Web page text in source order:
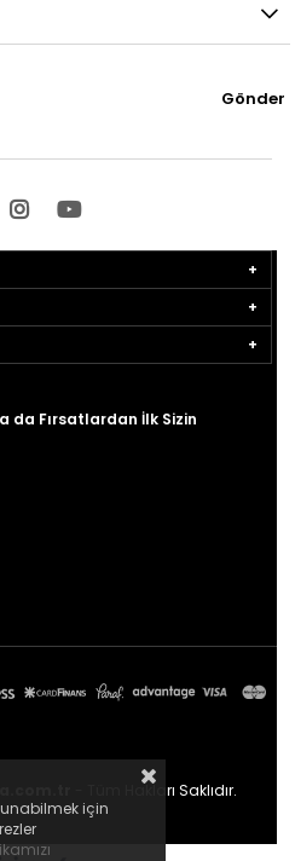
Gönder
da Fırsatlardan İlk Sizin
- Tüm Hakları Saklıdır.
için